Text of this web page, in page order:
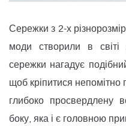
Сережки з 2-х
моди створили в
сережки нагадує
щоб кріпитися
глибоко просвердлену
боку, яка і є головною